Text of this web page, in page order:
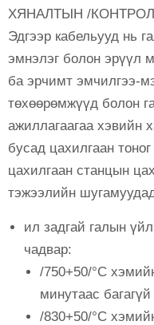
ХЯНАЛТЫН /
Эдгээр кабельууд нь
эмнэлэг болон эрүүл
ба эрчимт эмчилгээ-
төхөөрөмжүүд болон
ажиллагаагаа хэвийн
бусад цахилгаан
цахилгаан станцын
тэжээлийн
ил задгай галын
чадвар:
/750+50/°С
минутаас багагүй
/830+50/°С